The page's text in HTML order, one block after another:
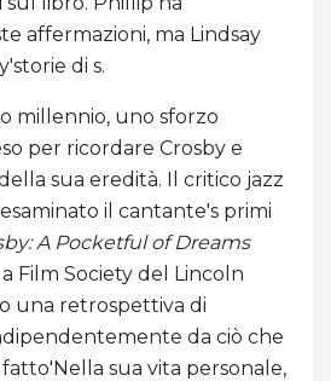
affermazioni, ma Lindsay
di s.
millennio, uno sforzo
per ricordare Crosby e
sua eredità. Il critico jazz
il cantante's primi
A Pocketful of Dreams
Film Society del Lincoln
una retrospettiva di
da ciò che
sua vita personale,